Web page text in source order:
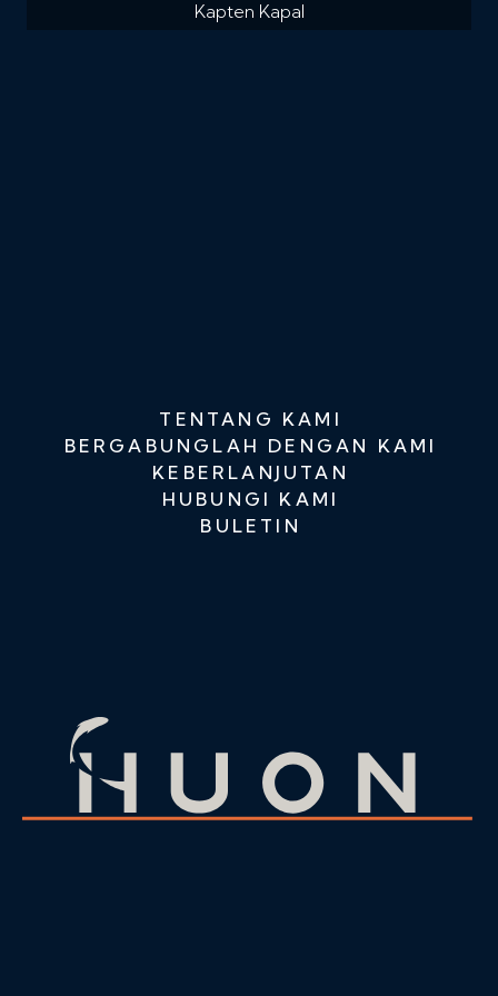
Kapten Kapal
TENTANG KAMI
BERGABUNGLAH DENGAN KAMI
KEBERLANJUTAN
HUBUNGI KAMI
BULETIN